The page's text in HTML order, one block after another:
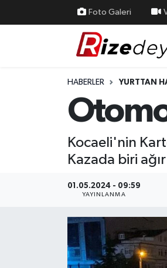
Foto Galeri
HABERLER YURTTAN
Kocaeli'nin
Kazada biri
01.05.2024 - 09:59
YAYINLANMA
Yurttan Haberler
Teknoloji
Rize Nöbetçi Eczaneler
Rize Trafik Yoğunluk Haritası
Tüm Manşetler
Son Dakika Haberleri
Haber Arşivi